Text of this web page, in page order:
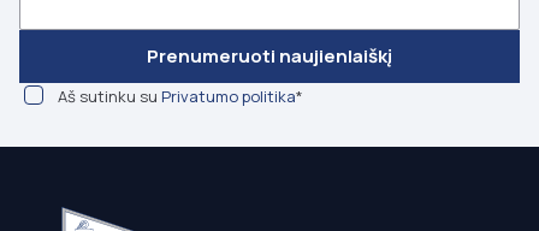
Prenumeruoti naujienlaiškį
Aš sutinku su Privatumo politika*